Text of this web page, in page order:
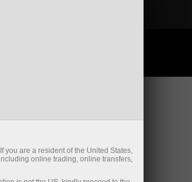
you are a resident of the United States,
online trading, online transfers,